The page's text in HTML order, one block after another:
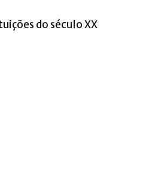
do século XX